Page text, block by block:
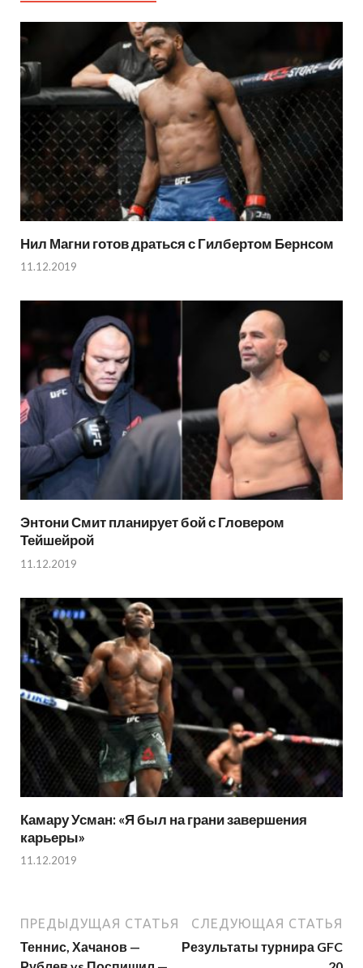
Нил Магни готов драться с Гилбертом Бернсом
11.12.2019
Энтони Смит планирует бой с Гловером
Тейшейрой
11.12.2019
Камару Усман: «Я был на грани завершения
карьеры»
11.12.2019
ПРЕДЫДУЩАЯ СТАТЬЯ
Теннис, Хачанов —
СЛЕДУЮЩАЯ СТАТЬЯ
Результаты турнира GFC